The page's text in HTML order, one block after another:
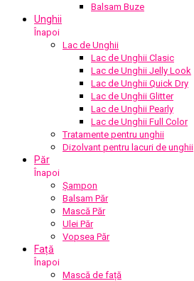
Balsam Buze
Unghii
Înapoi
Lac de Unghii
Lac de Unghii Clasic
Lac de Unghii Jelly Look
Lac de Unghii Quick Dry
Lac de Unghii Glitter
Lac de Unghii Pearly
Lac de Unghii Full Color
Tratamente pentru unghii
Dizolvant pentru lacuri de unghii
Păr
Înapoi
Șampon
Balsam Păr
Mască Păr
Ulei Păr
Vopsea Păr
Față
Înapoi
Mască de față